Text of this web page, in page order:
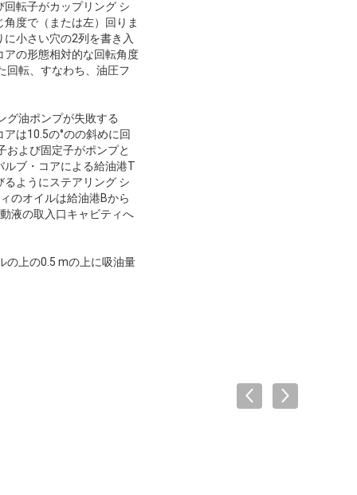
転子がカップリング シ
度で（または左）回りま
小さい穴の2列を書き入
の形態相対的な回転角度
回転、すなわち、油圧フ
グ油ポンプが失敗する
は10.5の°のの斜めに回
および固定子がポンプと
ルブ・コアによる給油港T
ようにステアリング シ
のオイルは給油港Bから
液の取入口キャビティへ
の上の0.5 mの上に吸油量